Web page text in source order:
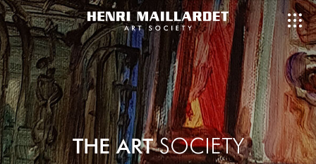
THE ARTSOCIETY